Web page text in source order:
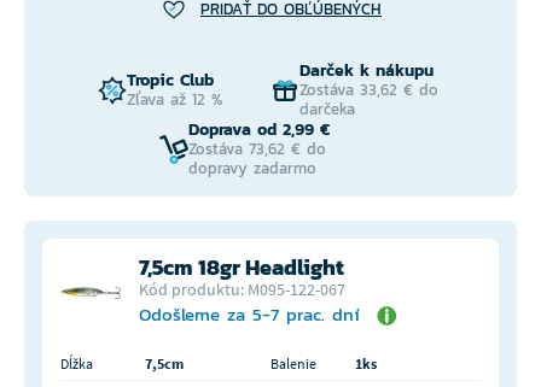
PRIDAŤ DO OBĽÚBENÝCH
Tropic Club
Zľava až 12 %
Darček k nákupu
Zostáva 33,62 € do
darčeka
Doprava od 2,99 €
Zostáva 73,62 € do
dopravy zadarmo
7,5cm 18gr Headlight
Kód produktu: M095-122-067
Odošleme za 5-7 prac. dní
Dĺžka 7,5cm Balenie
1ks